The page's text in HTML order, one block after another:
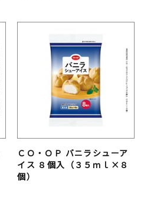
ＣＯ・ＯＰ バニラシューア
イス ８個入（３５ｍｌ×８
個）